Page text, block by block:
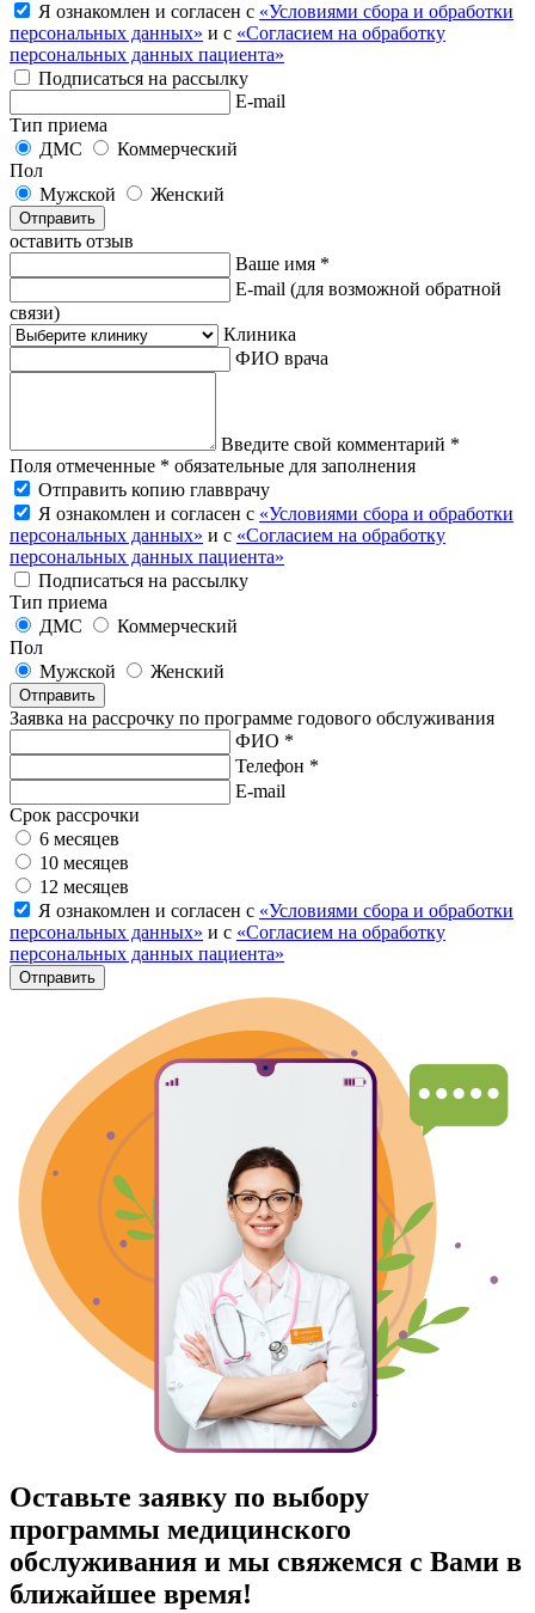
Я ознакомлен и согласен с «Условиями сбора и обработки
персональных данных» и с «Согласием на обработку
персональных данных пациента»
Подписаться на рассылку
E-mail
Тип приема
ДМС
Коммерческий
Пол
Мужской
Женский
Отправить
оставить отзыв
Ваше имя *
E-mail (для возможной обратной
связи)
Клиника
ФИО врача
Введите свой комментарий *
Поля отмеченные * обязательные для заполнения
Отправить копию главврачу
Я ознакомлен и согласен с «Условиями сбора и обработки
персональных данных» и с «Согласием на обработку
персональных данных пациента»
Подписаться на рассылку
Тип приема
ДМС
Коммерческий
Пол
Мужской
Женский
Отправить
Заявка на рассрочку по программе годового обслуживания
ФИО *
Телефон *
E-mail
Срок рассрочки
6 месяцев
10 месяцев
12 месяцев
Я ознакомлен и согласен с «Условиями сбора и обработки
персональных данных» и с «Согласием на обработку
персональных данных пациента»
Отправить
Оставьте заявку по выбору
программы медицинского
обслуживания и мы свяжемся с Вами в
ближайшее время!